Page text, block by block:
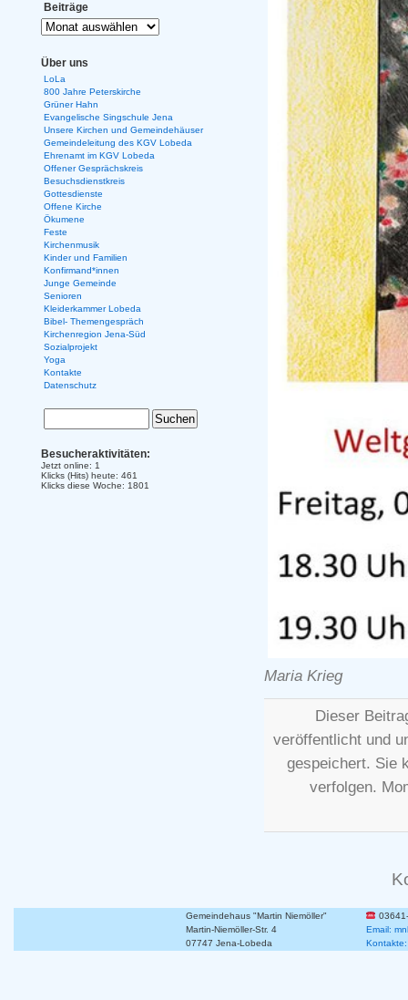
Maria Krieg
Dieser
veröffentlicht und
gespeichert. Sie
verfolgen.
Beiträge
Über uns
LoLa
800 Jahre Peterskirche
Grüner Hahn
Evangelische Singschule Jena
Unsere Kirchen und Gemeindehäuser
Gemeindeleitung des KGV Lobeda
Ehrenamt im KGV Lobeda
Offener Gesprächskreis
Besuchsdienstkreis
Gottesdienste
Offene Kirche
Ökumene
Feste
Kirchenmusik
Kinder und Familien
Konfirmand*innen
Junge Gemeinde
Senioren
Kleiderkammer Lobeda
Bibel- Themengespräch
Kirchenregion Jena-Süd
Sozialprojekt
Yoga
Kontakte
Datenschutz
Besucheraktivitäten:
Jetzt online: 1
Klicks (Hits) heute: 461
Klicks diese Woche: 1801
Gemeindehaus "Martin Niemöller"
Martin-Niemöller-Str. 4
Email:
07747 Jena-Lobeda